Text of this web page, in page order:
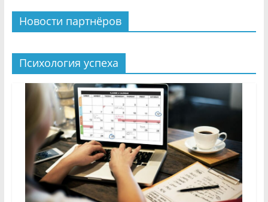
Новости партнёров
Психология успеха